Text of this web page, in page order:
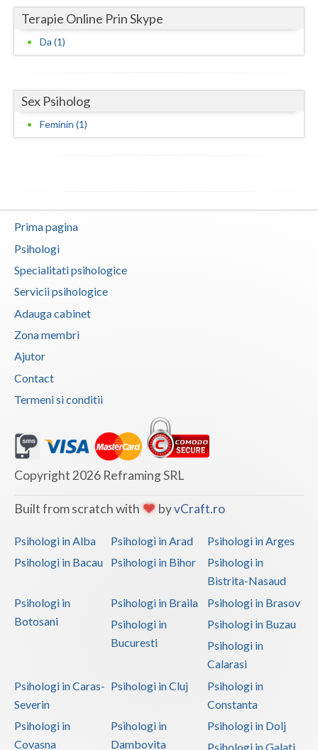
Ilfov
Maramures
Mures
Neamt
Salaj
Satu-Mare
Sibiu
Suceava
Teleorman
Timis
Tulcea
Vaslui
Vrancea
Terapie Online Prin Skype
Da (1)
Sex Psiholog
Feminin (1)
Prima pagina
Psihologi
Specialitati psihologice
Servicii psihologice
Adauga cabinet
Zona membri
Ajutor
Contact
Termeni si conditii
Copyright 2026 Reframing SRL
Built from scratch with byvCraft.ro
Psihologi in Alba Psihologi in Arad
Psihologi in Arges
Psihologi in Bacau
Psihologi in Bihor
Psihologi in
Bistrita-Nasaud
Psihologi in
Botosani
Psihologi in Braila
Psihologi in Brasov
Psihologi in
Bucuresti
Psihologi in Buzau
Psihologi in
Calarasi
Psihologi in Caras-
Severin
Psihologi in Cluj
Psihologi in
Constanta
Psihologi in
Covasna
Psihologi in
Dambovita
Psihologi in Dolj
Psihologi in Galati